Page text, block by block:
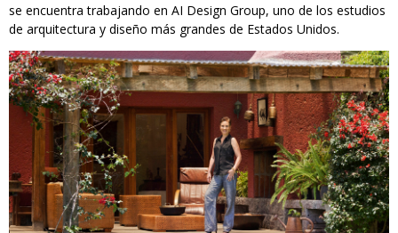
se encuentra trabajando en AI Design Group, uno de los estudios
de arquitectura y diseño más grandes de Estados Unidos.